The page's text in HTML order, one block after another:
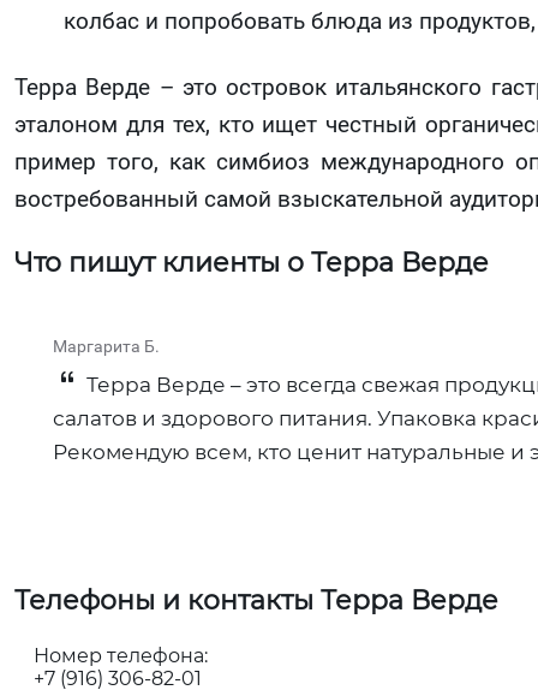
колбас и попробовать блюда из
Терра Верде – это островок итальянского
эталоном для тех, кто ищет честный
пример того, как симбиоз международного
востребованный самой взыскательной
Что пишут клиенты о Терра Верде
Маргарита Б.
Терра Верде – это всегда свежая
салатов и здорового питания. Упаковка
Рекомендую всем, кто ценит натуральные и
Телефоны и контакты Терра Верде
Номер телефона:
+7 (916) 306-82-01